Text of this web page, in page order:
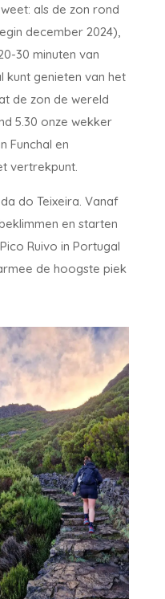
als de zon rond
december 2024),
30 minuten van
genieten van het
de zon de wereld
5.30 onze wekker
Funchal en
vertrekpunt.
do Teixeira. Vanaf
en starten
Ruivo in Portugal
de hoogste piek